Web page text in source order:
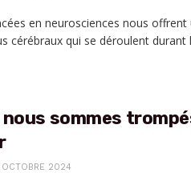
en neurosciences nous
cérébraux qui se déroulent
sommes
2024